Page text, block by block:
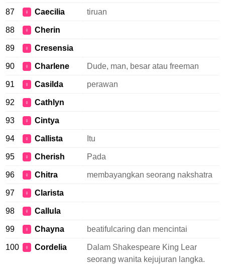
87 ♀ Caecilia tiruan
88 ♀ Cherin
89 ♀ Cresensia
90 ♀ Charlene Dude, man, besar atau freeman
91 ♀ Casilda perawan
92 ♀ Cathlyn
93 ♀ Cintya
94 ♀ Callista Itu
95 ♀ Cherish Pada
96 ♀ Chitra membayangkan seorang nakshatra
97 ♀ Clarista
98 ♀ Callula
99 ♀ Chayna beatifulcaring dan mencintai
100 ♀ Cordelia
Dalam Shakespeare King Lear
seorang wanita kejujuran langka.